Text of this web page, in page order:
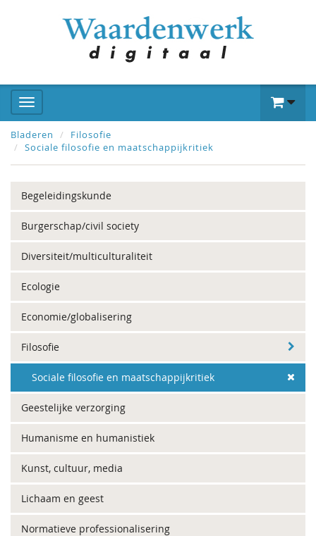
Bladeren
Filosofie
Sociale filosofie en maatschappijkritiek
Begeleidingskunde
Burgerschap/civil society
Diversiteit/multiculturaliteit
Ecologie
Economie/globalisering
Filosofie
Sociale filosofie en maatschappijkritiek
Geestelijke verzorging
Humanisme en humanistiek
Kunst, cultuur, media
Lichaam en geest
Normatieve professionalisering